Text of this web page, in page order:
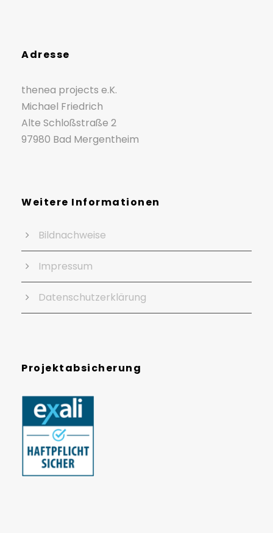
Adresse
thenea projects e.K.
Michael Friedrich
Alte Schloßstraße 2
97980 Bad Mergentheim
Weitere Informationen
Bildnachweise
Impressum
Datenschutzerklärung
Projektabsicherung